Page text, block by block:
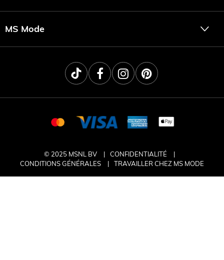
MS Mode
© 2025 MSNL BV
CONFIDENTIALITÉ
CONDITIONS GÉNÉRALES
TRAVAILLER CHEZ MS MODE